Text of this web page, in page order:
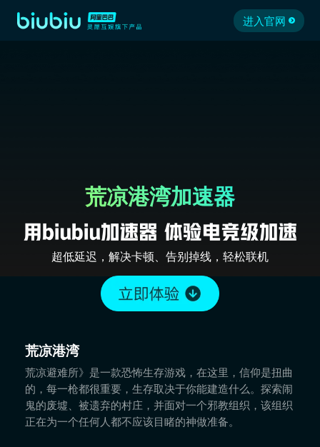
进入官网
荒凉港湾加速器
超低延迟，解决卡顿、告别掉线，轻松联机
荒凉港湾
荒凉避难所》是一款恐怖生存游戏，在这里，信仰是扭曲
的，每一枪都很重要，生存取决于你能建造什么。探索闹
鬼的废墟、被遗弃的村庄，并面对一个邪教组织，该组织
正在为一个任何人都不应该目睹的神做准备。